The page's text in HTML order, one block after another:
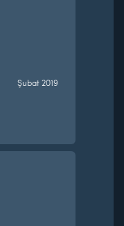
Şubat 2019